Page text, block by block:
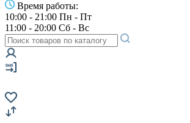
Время работы:
10:00 - 21:00 Пн - Пт
11:00 - 20:00 Сб - Вс